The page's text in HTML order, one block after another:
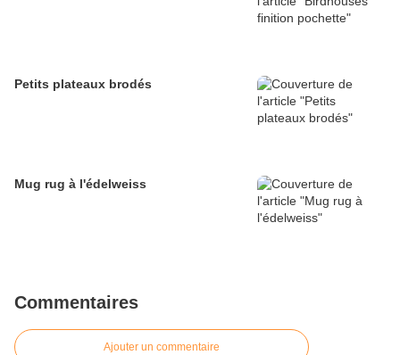
Petits plateaux brodés
Mug rug à l'édelweiss
Commentaires
Ajouter un commentaire